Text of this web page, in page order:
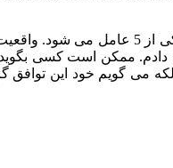
از 5 عامل می شود.
. ممکن است کسی بگوید
می گویم خود این